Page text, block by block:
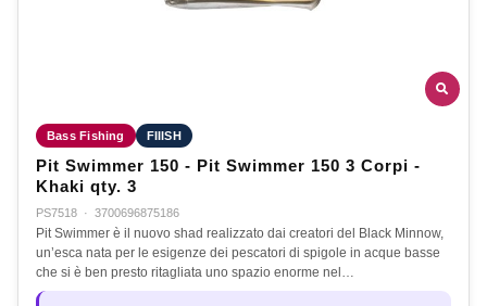
Bass Fishing FIIISH
Pit Swimmer 150 - Pit Swimmer 150 3 Corpi -
Khaki qty. 3
PS7518 · 3700696875186
Pit Swimmer è il nuovo shad realizzato dai creatori del Black Minnow,
un’esca nata per le esigenze dei pescatori di spigole in acque basse
che si è ben presto ritagliata uno spazio enorme nel…